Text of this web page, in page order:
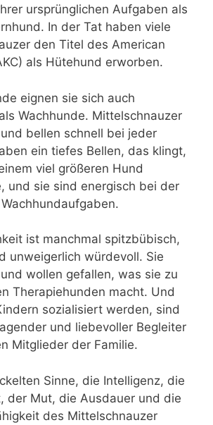
ursprünglichen Aufgaben als
In der Tat haben viele
den Titel des American
als Hütehund erworben.
eignen sie sich auch
Wachhunde. Mittelschnauzer
bellen schnell bei jeder
ein tiefes Bellen, das klingt,
viel größeren Hund
und sie sind energisch bei der
ist manchmal spitzbübisch,
unweigerlich würdevoll. Sie
wollen gefallen, was sie zu
Therapiehunden macht. Und
sozialisiert werden, sind
und liebevoller Begleiter
Mitglieder der Familie.
Sinne, die Intelligenz, die
der Mut, die Ausdauer und die
des Mittelschnauzer